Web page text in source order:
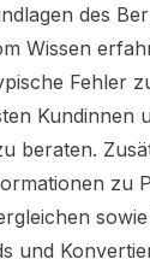
des
Wissen
Fehler
Kundinnen
beraten.
zu
und